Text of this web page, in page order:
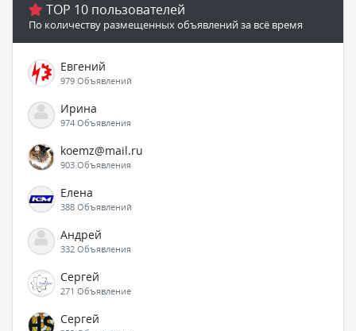
TOP 10 пользователей
По количеству размещенных объявлений за всё время
Евгений
979 Объявлений
Ирина
974 Объявления
koemz@mail.ru
903 Объявления
Елена
388 Объявлений
Андрей
332 Объявления
Сергей
271 Объявление
Сергей